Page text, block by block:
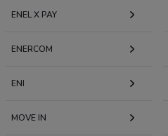
ENEL X PAY
ENERCOM
ENI
MOVE IN